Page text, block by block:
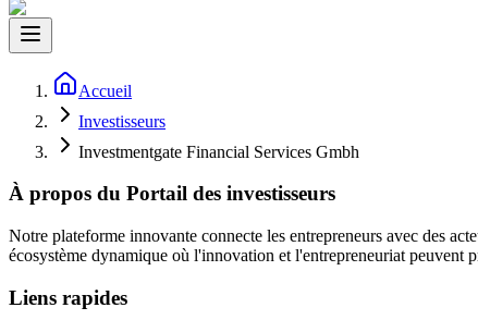
Accueil
Investisseurs
Investmentgate Financial Services Gmbh
À propos du Portail des investisseurs
Notre plateforme innovante connecte les entrepreneurs avec des
écosystème dynamique où l'innovation et l'entrepreneuriat peuvent
Liens rapides